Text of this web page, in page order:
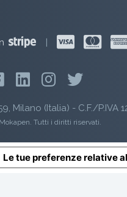
|
Milano (Italia) - C.F./P.IVA
Tutti i diritti riservati.
Le tue preferenze relative